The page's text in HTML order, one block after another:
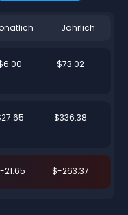
Jährlich
$73.02
$336.38
21.65 $-263.37